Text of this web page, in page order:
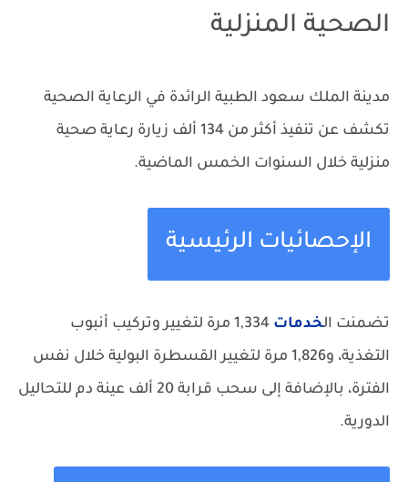
الصحية المنزلية
مدينة الملك سعود الطبية الرائدة في الرعاية الصحية
تكشف عن تنفيذ أكثر من 134 ألف زيارة رعاية صحية
منزلية خلال السنوات الخمس الماضية.
الإحصائيات الرئيسية
تضمنت الخدمات
1,334 مرة لتغيير وتركيب أنبوب
التغذية، و1,826 مرة لتغيير القسطرة البولية خلال نفس
الفترة، بالإضافة إلى سحب قرابة 20 ألف عينة دم للتحاليل
الدورية.